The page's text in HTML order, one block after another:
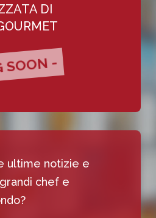
DI
SOON -
ultime notizie e
chef e